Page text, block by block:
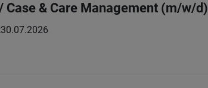
& Care Management (m/w/d)
30.07.2026